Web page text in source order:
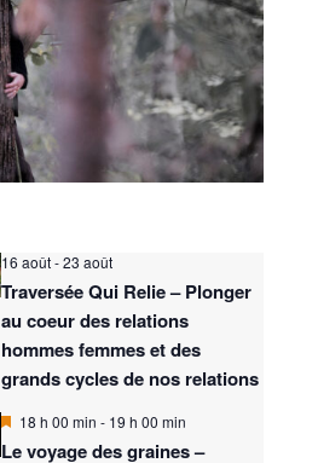
16 août-23 août
Traversée Qui Relie – Plonger
au coeur des relations
hommes femmes et des
grands cycles de nos relations
M
18 h 00 min - 19 h 00 min
Le voyage des graines –